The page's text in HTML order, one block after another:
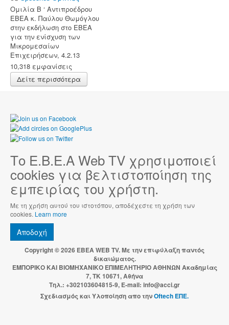
Ομιλία Β ‘ Αντιπροέδρου
ΕΒΕΑ κ. Παύλου Θωμόγλου
στην εκδήλωση στο ΕΒΕΑ
για την ενίσχυση των
Μικρομεσαίων
Επιχειρήσεων, 4.2.13
10,318 εμφανίσεις
Δείτε περισσότερα
Το Ε.Β.Ε.Α Web TV χρησιμοποιεί
cookies για βελτιστοποίηση της
εμπειρίας του χρήστη.
Με τη χρήση αυτού του ιστοτόπου, αποδέχεστε τη χρήση των
cookies. Learn more
Αποδοχή
Copyright © 2026 EBEA WEB TV. Με την επιφύλαξη παντός
δικαιώματος.
ΕΜΠΟΡΙΚΟ ΚΑΙ ΒΙΟΜΗΧΑΝΙΚΟ ΕΠΙΜΕΛΗΤΗΡΙΟ ΑΘΗΝΩΝ Ακαδημίας
7, ΤΚ 10671, Αθήνα
Τηλ.: +302103604815-9, E-mail: info@acci.gr
Σχεδιασμός και Υλοποίηση απο τηνOftech ΕΠΕ.